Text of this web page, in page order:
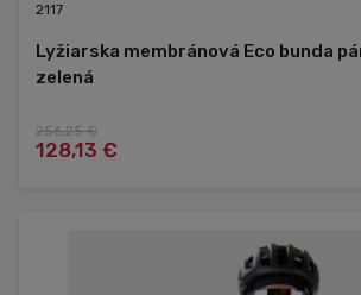
2117
Lyžiarska membránová Eco bunda
zelená
256,25 €
128,13 €